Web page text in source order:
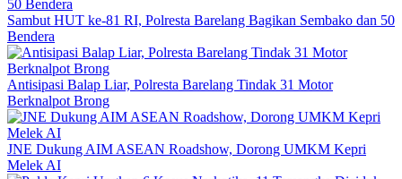
Sambut HUT ke-81 RI, Polresta Barelang Bagikan Sembako dan 50
Bendera
Antisipasi Balap Liar, Polresta Barelang Tindak 31 Motor
Berknalpot Brong
JNE Dukung AIM ASEAN Roadshow, Dorong UMKM Kepri
Melek AI